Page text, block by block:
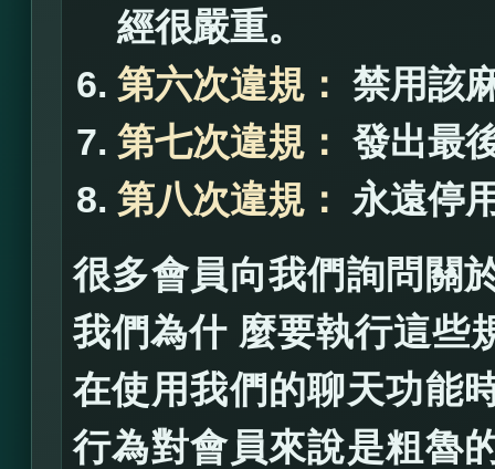
經很嚴重。
第六次違規： 禁用該
第七次違規： 發出最
第八次違規：
永遠停
很多會員向我們詢問關
我們為什 麼要執行這些
在使用我們的聊天功能
行為對會員來說是粗魯